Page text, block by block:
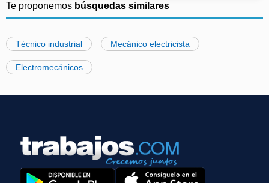
Te proponemos búsquedas similares
Técnico industrial Mecánico electricista
Electromecánicos